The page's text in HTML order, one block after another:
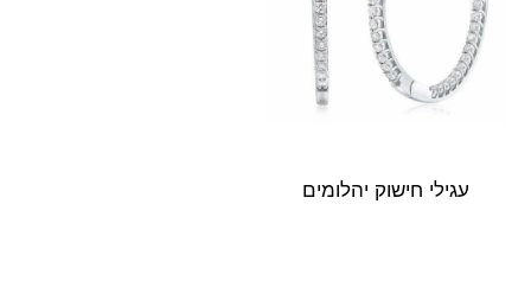
עגילי חישוק יהלומים